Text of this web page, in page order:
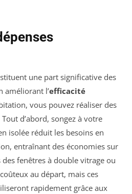
une part significative des
améliorant l’efficacité
vous pouvez réaliser des
d’abord, songez à votre
isolée réduit les besoins en
entraînant des économies sur
fenêtres à double vitrage ou
au départ, mais ces
rapidement grâce aux